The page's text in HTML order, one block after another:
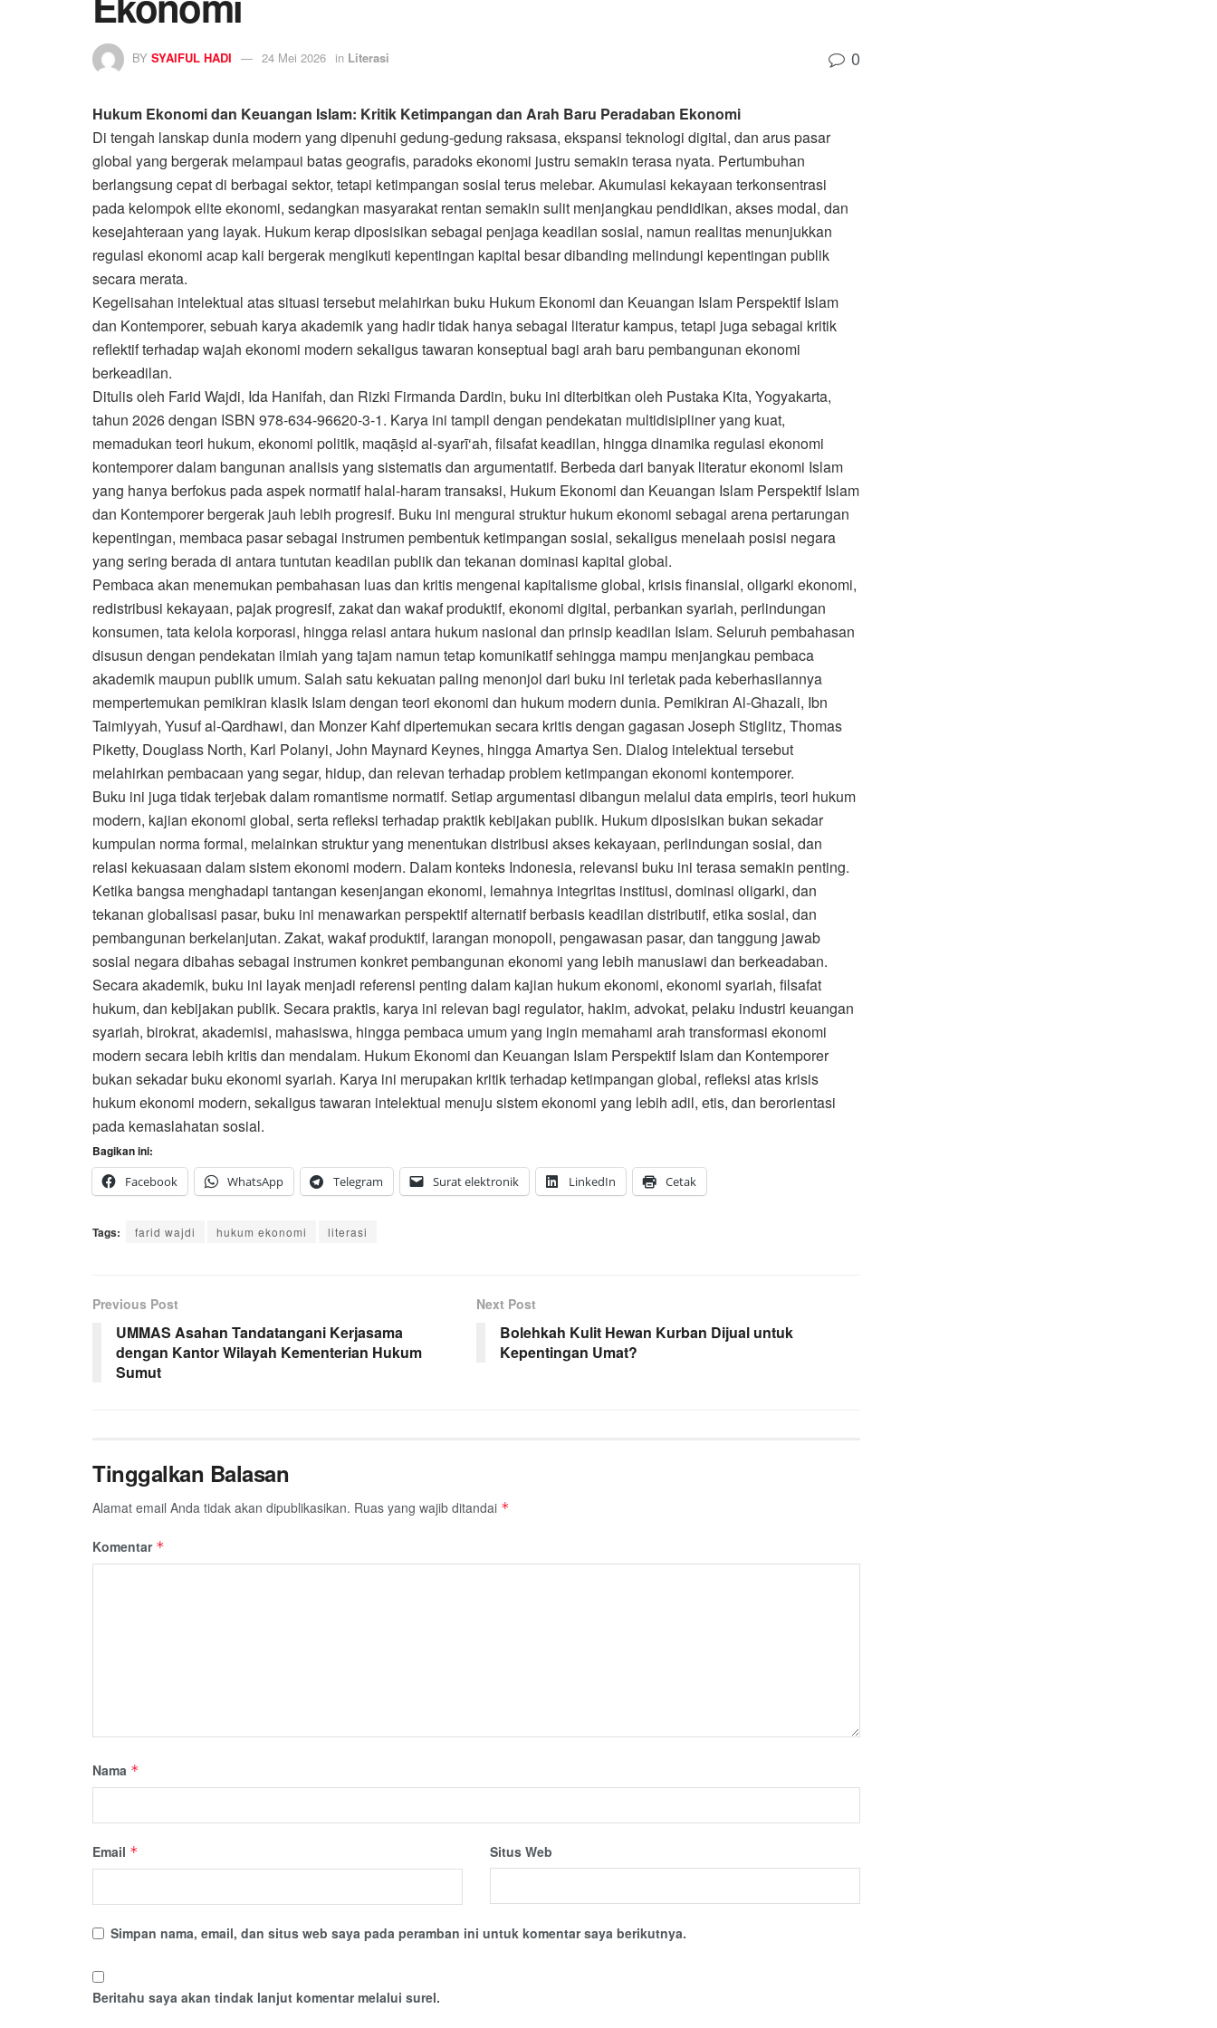
BY SYAIFUL HADI 24 Mei 2026 in Literasi 0
Hukum Ekonomi dan Keuangan Islam: Kritik Ketimpangan dan Arah Baru Peradaban Ekonomi
Di tengah lanskap dunia modern yang dipenuhi gedung-gedung raksasa, ekspansi teknologi digital, dan arus pasar
global yang bergerak melampaui batas geografis, paradoks ekonomi justru semakin terasa nyata. Pertumbuhan
berlangsung cepat di berbagai sektor, tetapi ketimpangan sosial terus melebar. Akumulasi kekayaan terkonsentrasi
pada kelompok elite ekonomi, sedangkan masyarakat rentan semakin sulit menjangkau pendidikan, akses modal, dan
kesejahteraan yang layak. Hukum kerap diposisikan sebagai penjaga keadilan sosial, namun realitas menunjukkan
regulasi ekonomi acap kali bergerak mengikuti kepentingan kapital besar dibanding melindungi kepentingan publik
secara merata.
Kegelisahan intelektual atas situasi tersebut melahirkan buku Hukum Ekonomi dan Keuangan Islam Perspektif Islam
dan Kontemporer, sebuah karya akademik yang hadir tidak hanya sebagai literatur kampus, tetapi juga sebagai kritik
reflektif terhadap wajah ekonomi modern sekaligus tawaran konseptual bagi arah baru pembangunan ekonomi
berkeadilan.
Ditulis oleh Farid Wajdi, Ida Hanifah, dan Rizki Firmanda Dardin, buku ini diterbitkan oleh Pustaka Kita, Yogyakarta,
tahun 2026 dengan ISBN 978-634-96620-3-1. Karya ini tampil dengan pendekatan multidisipliner yang kuat,
memadukan teori hukum, ekonomi politik, maqāṣid al-syarī‘ah, filsafat keadilan, hingga dinamika regulasi ekonomi
kontemporer dalam bangunan analisis yang sistematis dan argumentatif. Berbeda dari banyak literatur ekonomi Islam
yang hanya berfokus pada aspek normatif halal-haram transaksi, Hukum Ekonomi dan Keuangan Islam Perspektif Islam
dan Kontemporer bergerak jauh lebih progresif. Buku ini mengurai struktur hukum ekonomi sebagai arena pertarungan
kepentingan, membaca pasar sebagai instrumen pembentuk ketimpangan sosial, sekaligus menelaah posisi negara
yang sering berada di antara tuntutan keadilan publik dan tekanan dominasi kapital global.
Pembaca akan menemukan pembahasan luas dan kritis mengenai kapitalisme global, krisis finansial, oligarki ekonomi,
redistribusi kekayaan, pajak progresif, zakat dan wakaf produktif, ekonomi digital, perbankan syariah, perlindungan
konsumen, tata kelola korporasi, hingga relasi antara hukum nasional dan prinsip keadilan Islam. Seluruh pembahasan
disusun dengan pendekatan ilmiah yang tajam namun tetap komunikatif sehingga mampu menjangkau pembaca
akademik maupun publik umum. Salah satu kekuatan paling menonjol dari buku ini terletak pada keberhasilannya
mempertemukan pemikiran klasik Islam dengan teori ekonomi dan hukum modern dunia. Pemikiran Al-Ghazali, Ibn
Taimiyyah, Yusuf al-Qardhawi, dan Monzer Kahf dipertemukan secara kritis dengan gagasan Joseph Stiglitz, Thomas
Piketty, Douglass North, Karl Polanyi, John Maynard Keynes, hingga Amartya Sen. Dialog intelektual tersebut
melahirkan pembacaan yang segar, hidup, dan relevan terhadap problem ketimpangan ekonomi kontemporer.
Buku ini juga tidak terjebak dalam romantisme normatif. Setiap argumentasi dibangun melalui data empiris, teori hukum
modern, kajian ekonomi global, serta refleksi terhadap praktik kebijakan publik. Hukum diposisikan bukan sekadar
kumpulan norma formal, melainkan struktur yang menentukan distribusi akses kekayaan, perlindungan sosial, dan
relasi kekuasaan dalam sistem ekonomi modern. Dalam konteks Indonesia, relevansi buku ini terasa semakin penting.
Ketika bangsa menghadapi tantangan kesenjangan ekonomi, lemahnya integritas institusi, dominasi oligarki, dan
tekanan globalisasi pasar, buku ini menawarkan perspektif alternatif berbasis keadilan distributif, etika sosial, dan
pembangunan berkelanjutan. Zakat, wakaf produktif, larangan monopoli, pengawasan pasar, dan tanggung jawab
sosial negara dibahas sebagai instrumen konkret pembangunan ekonomi yang lebih manusiawi dan berkeadaban.
Secara akademik, buku ini layak menjadi referensi penting dalam kajian hukum ekonomi, ekonomi syariah, filsafat
hukum, dan kebijakan publik. Secara praktis, karya ini relevan bagi regulator, hakim, advokat, pelaku industri keuangan
syariah, birokrat, akademisi, mahasiswa, hingga pembaca umum yang ingin memahami arah transformasi ekonomi
modern secara lebih kritis dan mendalam. Hukum Ekonomi dan Keuangan Islam Perspektif Islam dan Kontemporer
bukan sekadar buku ekonomi syariah. Karya ini merupakan kritik terhadap ketimpangan global, refleksi atas krisis
hukum ekonomi modern, sekaligus tawaran intelektual menuju sistem ekonomi yang lebih adil, etis, dan berorientasi
pada kemaslahatan sosial.
Bagikan ini:
Facebook
WhatsApp Telegram Surat elektronik LinkedIn Cetak
Tags: farid wajdi hukum ekonomi literasi
Previous Post
UMMAS Asahan Tandatangani Kerjasama
dengan Kantor Wilayah Kementerian Hukum
Sumut
Next Post
Bolehkah Kulit Hewan Kurban Dijual untuk
Kepentingan Umat?
Tinggalkan Balasan
Alamat email Anda tidak akan dipublikasikan. Ruas yang wajib ditandai *
Komentar *
Nama *
Email * Situs Web
Simpan nama, email, dan situs web saya pada peramban ini untuk komentar saya berikutnya.
Beritahu saya akan tindak lanjut komentar melalui surel.